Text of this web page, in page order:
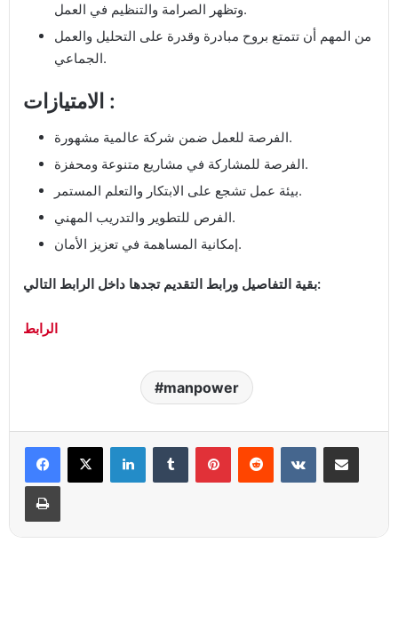
وتظهر الصرامة والتنظيم في العمل.
من المهم أن تتمتع بروح مبادرة وقدرة على التحليل والعمل
الجماعي.
الامتيازات :
الفرصة للعمل ضمن شركة عالمية مشهورة.
الفرصة للمشاركة في مشاريع متنوعة ومحفزة.
بيئة عمل تشجع على الابتكار والتعلم المستمر.
الفرص للتطوير والتدريب المهني.
إمكانية المساهمة في تعزيز الأمان.
بقية التفاصيل ورابط التقديم تجدها داخل الرابط التالي:
الرابط
manpower
LinkedinTumblr PinterestReddit VKontaktePartager par email
Imprimer